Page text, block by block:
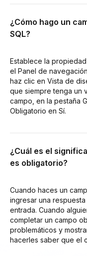
¿Cómo hago un
SQL?
Establece la
el Panel de
haz clic en Vista de
que siempre tenga un
campo, en la pestaña
Obligatorio en Sí.
¿Cuál es el
es obligatorio?
Cuando haces un
ingresar una
entrada. Cuando
completar un campo
problemáticos y
hacerles saber que el